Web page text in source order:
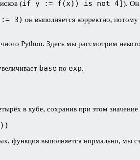
(if y := f(x)) is not 4]). Он
3) он выполняется корректно,
Python. Здесь мы рассмотрим
base по exp.
в кубе, сохранив при этом
функция выполняется нормально, мы